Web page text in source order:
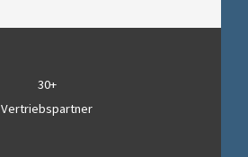
30+
Vertriebspartner